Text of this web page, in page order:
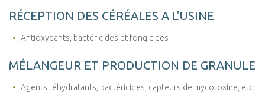
RÉCEPTION DES CÉRÉALES A L'USINE
Antioxydants, bactéricides et fongicides
MÉLANGEUR ET PRODUCTION DE GRANULE
Agents réhydratants, bactéricides, capteurs de mycotoxine, etc.